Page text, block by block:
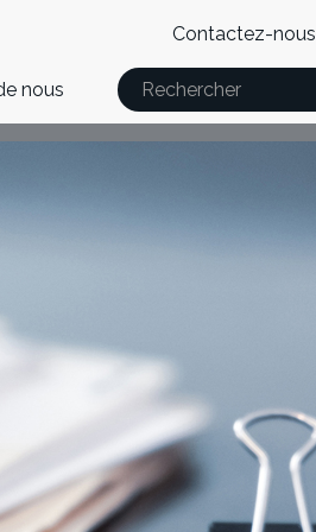
Level
2
Menu
Contactez-nous
nous